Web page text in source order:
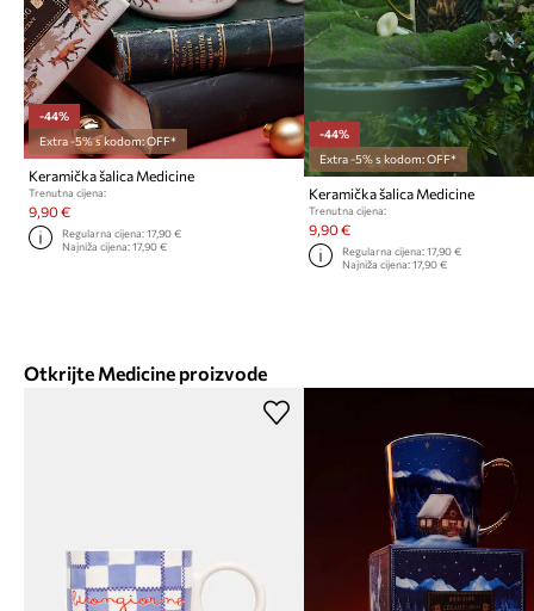
-44%
Extra -5% s kodom: OFF*
Keramička šalica Medicine
Trenutna cijena:
9,90 €
Regularna cijena:17,90 €
Najniža cijena:17,90 €
-44%
Extra -5% s kodom: OFF*
Keramička šalica Medicine
Trenutna cijena:
9,90 €
Regularna cijena: 17,90 €
Najniža cijena: 17,90 €
Otkrijte Medicine proizvode